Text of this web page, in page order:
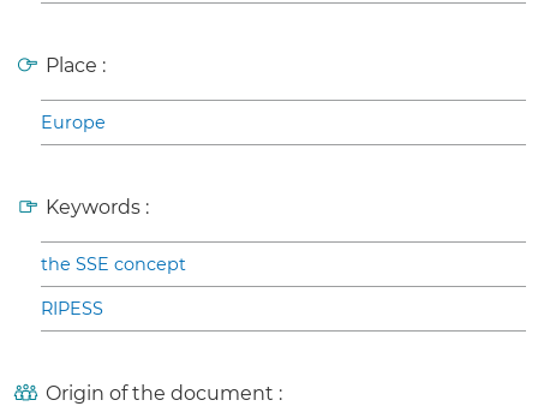
Place :
Europe
Keywords :
the SSE concept
RIPESS
Origin of the document :